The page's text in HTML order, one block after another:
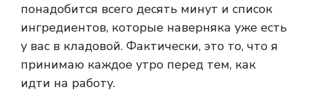
понадобится всего десять минут и список
ингредиентов, которые наверняка уже есть
у вас в кладовой. Фактически, это то, что я
принимаю каждое утро перед тем, как
идти на работу.